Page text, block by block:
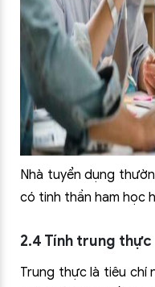
Nhà tuyển dụng
có tinh thần ham học
2.4 Tính trung thực
Trung thực là tiêu chí